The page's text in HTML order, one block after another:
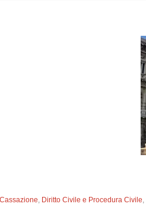
, Diritto Civile e Procedura Civile,